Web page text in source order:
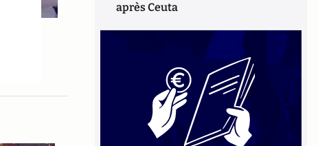
après Ceuta